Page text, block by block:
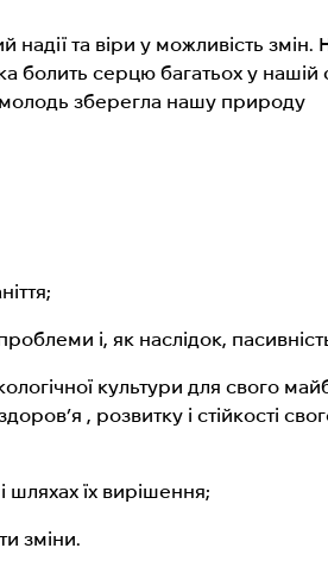
та віри у можливість змін.
болить серцю багатьох у нашій
зберегла нашу природу
і, як наслідок,
культури для свого
, розвитку і стійкості
шляхах їх вирішення;
зміни.